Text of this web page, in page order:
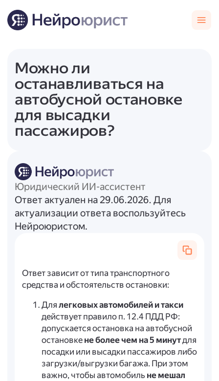
Можно ли
останавливаться на
автобусной остановке
для высадки
пассажиров?
Юридический ИИ-ассистент
Ответ актуален на 29.06.2026. Для
актуализации ответа воспользуйтесь
Нейроюристом.
Ответ зависит от типа транспортного
средства и обстоятельств остановки:
Для легковых автомобилей и такси
действует правило п. 12.4 ПДД РФ:
допускается остановка на автобусной
остановке не более чем на 5 минутдля
посадки или высадки пассажиров либо
загрузки/выгрузки багажа. При этом
важно, чтобы автомобиль не мешал